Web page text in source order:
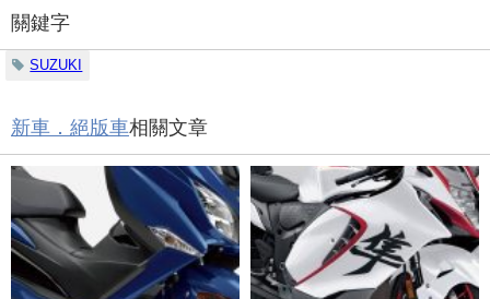
關鍵字
SUZUKI
新車．絕版車相關文章